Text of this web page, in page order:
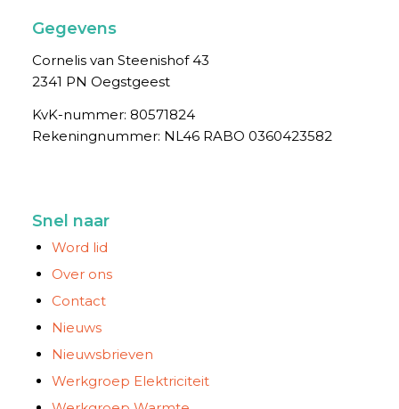
Gegevens
Cornelis van Steenishof 43
2341 PN Oegstgeest
KvK-nummer: 80571824
Rekening­nummer: NL46 RABO 0360423582
Snel naar
Word lid
Over ons
Contact
Nieuws
Nieuwsbrieven
Werkgroep Elektriciteit